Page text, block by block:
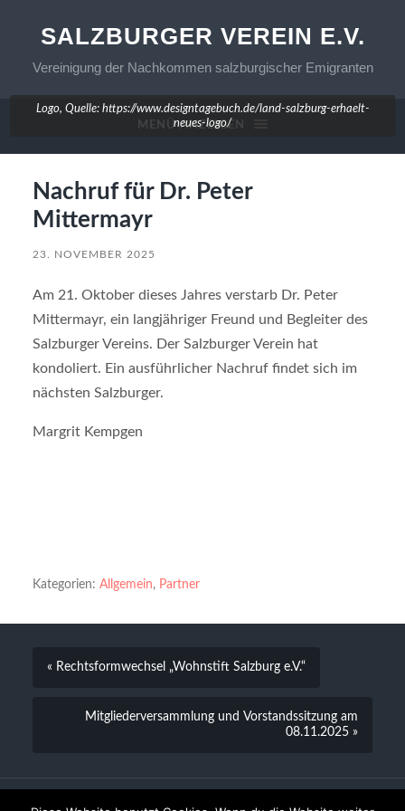
SALZBURGER VEREIN E.V.
Vereinigung der Nachkommen salzburgischer Emigranten
MENÜ ANZEIGEN
Logo, Quelle: https://www.designtagebuch.de/land-salzburg-erhaelt-
neues-logo/
Nachruf für Dr. Peter
Mittermayr
23. NOVEMBER 2025
Am 21. Oktober dieses Jahres verstarb Dr. Peter
Mittermayr, ein langjähriger Freund und Begleiter des
Salzburger Vereins. Der Salzburger Verein hat
kondoliert. Ein ausführlicher Nachruf findet sich im
nächsten Salzburger.
Margrit Kempgen
Kategorien: Allgemein, Partner
« Rechtsformwechsel „Wohnstift Salzburg e.V.“
Mitgliederversammlung und Vorstandssitzung am
08.11.2025 »